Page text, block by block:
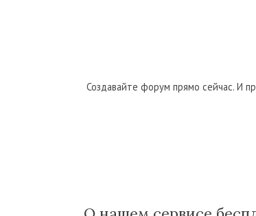
Создавайте форум прямо сейчас. И